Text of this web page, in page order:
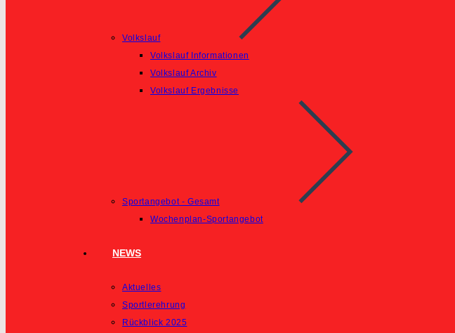
Volkslauf
Volkslauf Informationen
Volkslauf Archiv
Volkslauf Ergebnisse
Sportangebot - Gesamt
Wochenplan-Sportangebot
NEWS
Aktuelles
Sportlerehrung
Rückblick 2025